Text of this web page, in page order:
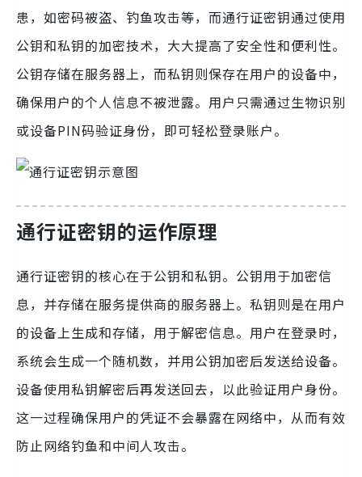
患，如密码被盗、钓鱼攻击等，而通行证密钥通过使用
公钥和私钥的加密技术，大大提高了安全性和便利性。
公钥存储在服务器上，而私钥则保存在用户的设备中，
确保用户的个人信息不被泄露。用户只需通过生物识别
或设备PIN码验证身份，即可轻松登录账户。
通行证密钥的运作原理
通行证密钥的核心在于公钥和私钥。公钥用于加密信
息，并存储在服务提供商的服务器上。私钥则是在用户
的设备上生成和存储，用于解密信息。用户在登录时，
系统会生成一个随机数，并用公钥加密后发送给设备。
设备使用私钥解密后再发送回去，以此验证用户身份。
这一过程确保用户的凭证不会暴露在网络中，从而有效
防止网络钓鱼和中间人攻击。